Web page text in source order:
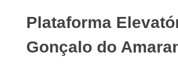
Plataforma
Gonçalo do